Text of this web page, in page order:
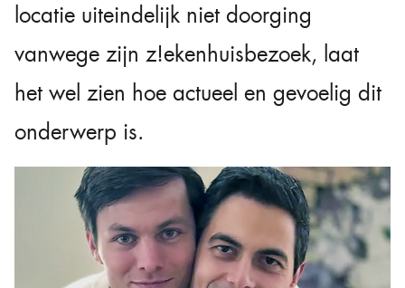
locatie uiteindelijk niet doorging
vanwege zijn z!ekenhuisbezoek, laat
het wel zien hoe actueel en gevoelig dit
onderwerp is.